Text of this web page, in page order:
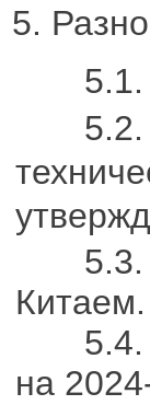
5.1. О
5.2. О
5.3.
Китаем.
5.4.
на